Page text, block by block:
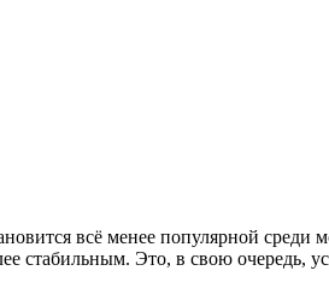
всё менее популярной
Это, в свою очередь,